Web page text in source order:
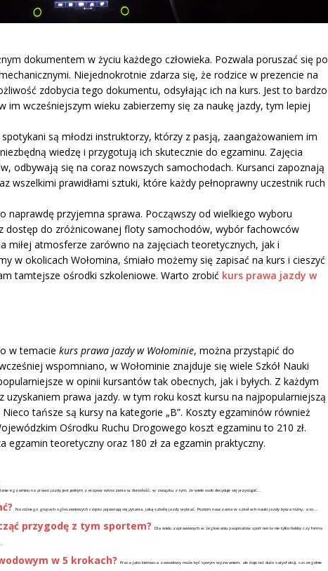
dokumentem w życiu każdego człowieka. Pozwala poruszać się po
Niejednokrotnie zdarza się, że rodzice w prezencie na
zdobycia tego dokumentu, odsyłając ich na kurs. Jest to bardzo
im wcześniejszym wieku zabierzemy się za naukę jazdy, tym lepiej
spotykani są młodzi instruktorzy, którzy z pasją, zaangażowaniem im
wiedzę i przygotują ich skutecznie do egzaminu. Zajęcia
odbywają się na coraz nowszych samochodach. Kursanci zapoznają
wszelkimi prawidłami sztuki, które każdy pełnoprawny uczestnik ruch
naprawdę przyjemna sprawa. Począwszy od wielkiego wyboru
dostęp do zróżnicowanej floty samochodów, wybór fachowców
miłej atmosferze zarówno na zajęciach teoretycznych, jak i
w okolicach Wołomina, śmiało możemy się zapisać na kurs i cieszyć
tamtejsze ośrodki szkoleniowe. Warto zrobić kurs prawa jazdy w
w temacie kurs prawa jazdy w Wołominie, można przystąpić do
wspomniano, w Wołominie znajduje się wiele Szkół Nauki
w opinii kursantów tak obecnych, jak i byłych. Z każdym
uzyskaniem prawa jazdy. w tym roku koszt kursu na najpopularniejszą
Nieco tańsze są kursy na kategorie „B”. Koszty egzaminów również
Ośrodku Ruchu Drogowego koszt egzaminu to 210 zł.
egzamin teoretyczny oraz 180 zł za egzamin praktyczny.
egzaminu na prawo jazdy jest jednym z etapów wkroczenia w dorosłość, w związku z tym, że wiele osób decyduje się przystąpić...
Na różnego grupach ogłoszeniowych często pojawiają się pytania, jaką szkołę jazdy wybrać. Poziom nauczania w szkołach nauki jazdy bywa różny, a to...
przygodę z tym sportem? Dla wielu zaprawionych w żeglowaniu pasjonatów sport ten to nie tylko hobby czy forma
w 5 krokach? Praca jako kierowca zawodowy może być sporym wyzwaniem, ale daje też dużo satysfakcji, szczególnie